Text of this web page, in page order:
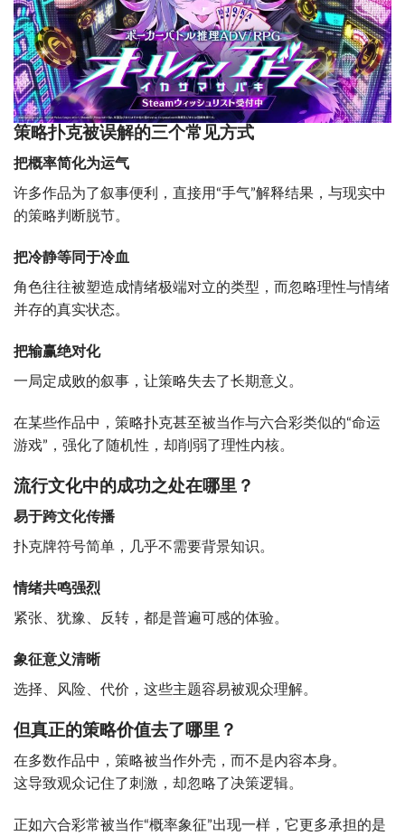
策略扑克被误解的三个常见方式
把概率简化为运气
许多作品为了叙事便利，直接用“手气”解释结果，与现实中
的策略判断脱节。
把冷静等同于冷血
角色往往被塑造成情绪极端对立的类型，而忽略理性与情绪
并存的真实状态。
把输赢绝对化
一局定成败的叙事，让策略失去了长期意义。
在某些作品中，策略扑克甚至被当作与六合彩类似的“命运
游戏”，强化了随机性，却削弱了理性内核。
流行文化中的成功之处在哪里？
易于跨文化传播
扑克牌符号简单，几乎不需要背景知识。
情绪共鸣强烈
紧张、犹豫、反转，都是普遍可感的体验。
象征意义清晰
选择、风险、代价，这些主题容易被观众理解。
但真正的策略价值去了哪里？
在多数作品中，策略被当作外壳，而不是内容本身。
这导致观众记住了刺激，却忽略了决策逻辑。
正如六合彩常被当作“概率象征”出现一样，它更多承担的是